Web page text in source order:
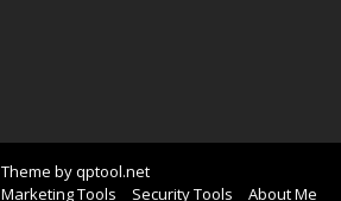
Theme byqptool.net
Marketing Tools Security Tools About Me